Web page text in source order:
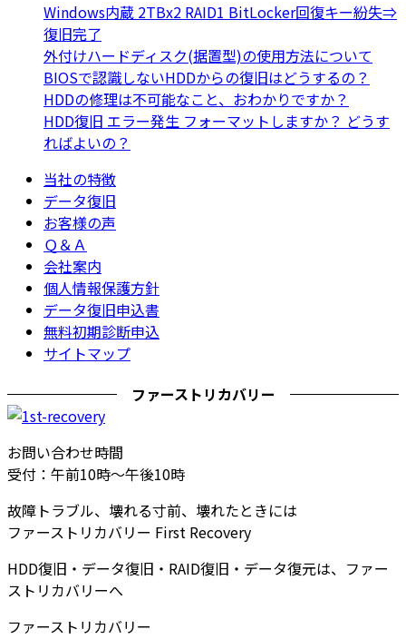
Windows内蔵 2TBx2 RAID1 BitLocker回復キー紛失⇒
復旧完了
外付けハードディスク(据置型)の使用方法について
BIOSで認識しないHDDからの復旧はどうするの？
HDDの修理は不可能なこと、おわかりですか？
HDD復旧 エラー発生 フォーマットしますか？ どうす
ればよいの？
当社の特徴
データ復旧
お客様の声
Ｑ＆Ａ
会社案内
個人情報保護方針
データ復旧申込書
無料初期診断申込
サイトマップ
ファーストリカバリー
お問い合わせ時間
受付：午前10時～午後10時
故障トラブル、壊れる寸前、壊れたときには
ファーストリカバリー First Recovery
HDD復旧・データ復旧・RAID復旧・データ復元は、ファー
ストリカバリーへ
ファーストリカバリー